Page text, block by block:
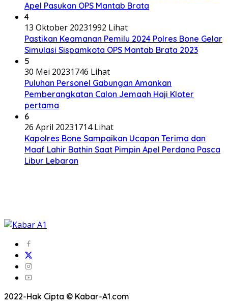
Apel Pasukan OPS Mantab Brata
4
13 Oktober 20231992 Lihat
Pastikan Keamanan Pemilu 2024 Polres Bone Gelar
Simulasi Sispamkota OPS Mantab Brata 2023
5
30 Mei 20231746 Lihat
Puluhan Personel Gabungan Amankan
Pemberangkatan Calon Jemaah Haji Kloter
pertama
6
26 April 20231714 Lihat
Kapolres Bone Sampaikan Ucapan Terima dan
Maaf Lahir Bathin Saat Pimpin Apel Perdana Pasca
Libur Lebaran
2022-Hak Cipta © Kabar-A1.com